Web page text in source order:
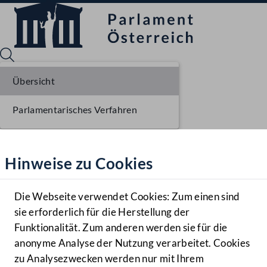
Hilfe
Benutzer
Navigationsmenü öffnen
MENÜ
Hinweise zu Cookies
Die Webseite verwendet Cookies: Zum einen sind
sie erforderlich für die Herstellung der
Funktionalität. Zum anderen werden sie für die
anonyme Analyse der Nutzung verarbeitet. Cookies
zu Analysezwecken werden nur mit Ihrem
Übersicht
Parlamentarisches Verfahren